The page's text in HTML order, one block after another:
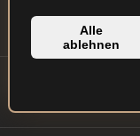
Alle
ablehnen